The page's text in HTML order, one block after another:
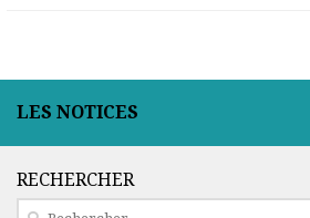
LES NOTICES
RECHERCHER
Rechercher :